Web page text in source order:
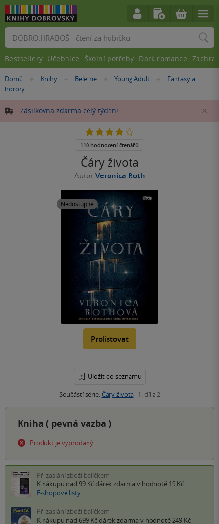
Nacházíte
se
Domů »
Knihy »
Beletrie »
Young Adult »Fantasy a
horory
Zásilkovna zdarma celý týden!
Čáry života
Autor Veronica Roth
Nedostupné
Prolistovat
Uložit do seznamu
Součástí série: Čáry života 1. díl z 2
4.2
5
110 hodnocení čtenářů
Kniha ( pevná vazba )
Produkt je vyprodaný.
Při zaslání zboží balíčkem
K nákupu nad 99 Kč dárek zdarma v hodnotě 19 Kč
E-shopové listy
Při zaslání zboží balíčkem
K nákupu nad 699 Kč dárek zdarma v hodnotě 249 Kč
Vyhledávání
Bestsellery Učebnice Školní potřeby Dark romance